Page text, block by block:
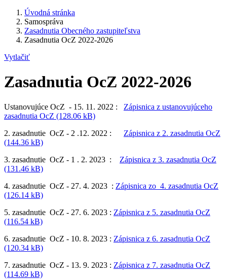
Úvodná stránka
Samospráva
Zasadnutia Obecného zastupiteľstva
Zasadnutia OcZ 2022-2026
Vytlačiť
Zasadnutia OcZ 2022-2026
Ustanovujúce OcZ - 15. 11. 2022 : Zápisnica z ustanovujúceho
zasadnutia OcZ (128.06 kB)
2. zasadnutie OcZ - 2 .12. 2022 : Zápisnica z 2. zasadnutia OcZ
(144.36 kB)
3. zasadnutie OcZ - 1 . 2. 2023 : Zápisnica z 3. zasadnutia OcZ
(131.46 kB)
4. zasadnutie OcZ - 27. 4. 2023 : Zápisnica zo 4. zasadnutia OcZ
(126.14 kB)
5. zasadnutie OcZ - 27. 6. 2023 : Zápisnica z 5. zasadnutia OcZ
(116.54 kB)
6. zasadnutie OcZ - 10. 8. 2023 : Zápisnica z 6. zasadnutia OcZ
(120.34 kB)
7. zasadnutie OcZ - 13. 9. 2023 : Zápisnica z 7. zasadnutia OcZ
(114.69 kB)